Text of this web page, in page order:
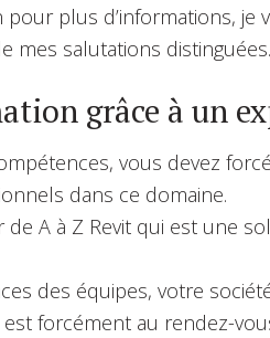
plus d’informations, je
mes salutations distinguées.
grâce à un
vous devez
dans ce domaine.
de A à Z Revit qui est une
des équipes, votre
forcément au rendez-